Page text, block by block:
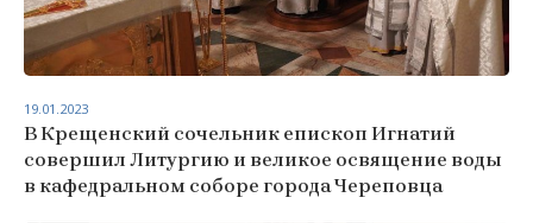
В Крещенский сочельник епископ Игнатий
совершил Литургию и великое освящение воды
в кафедральном соборе города Череповца
19.01.2023